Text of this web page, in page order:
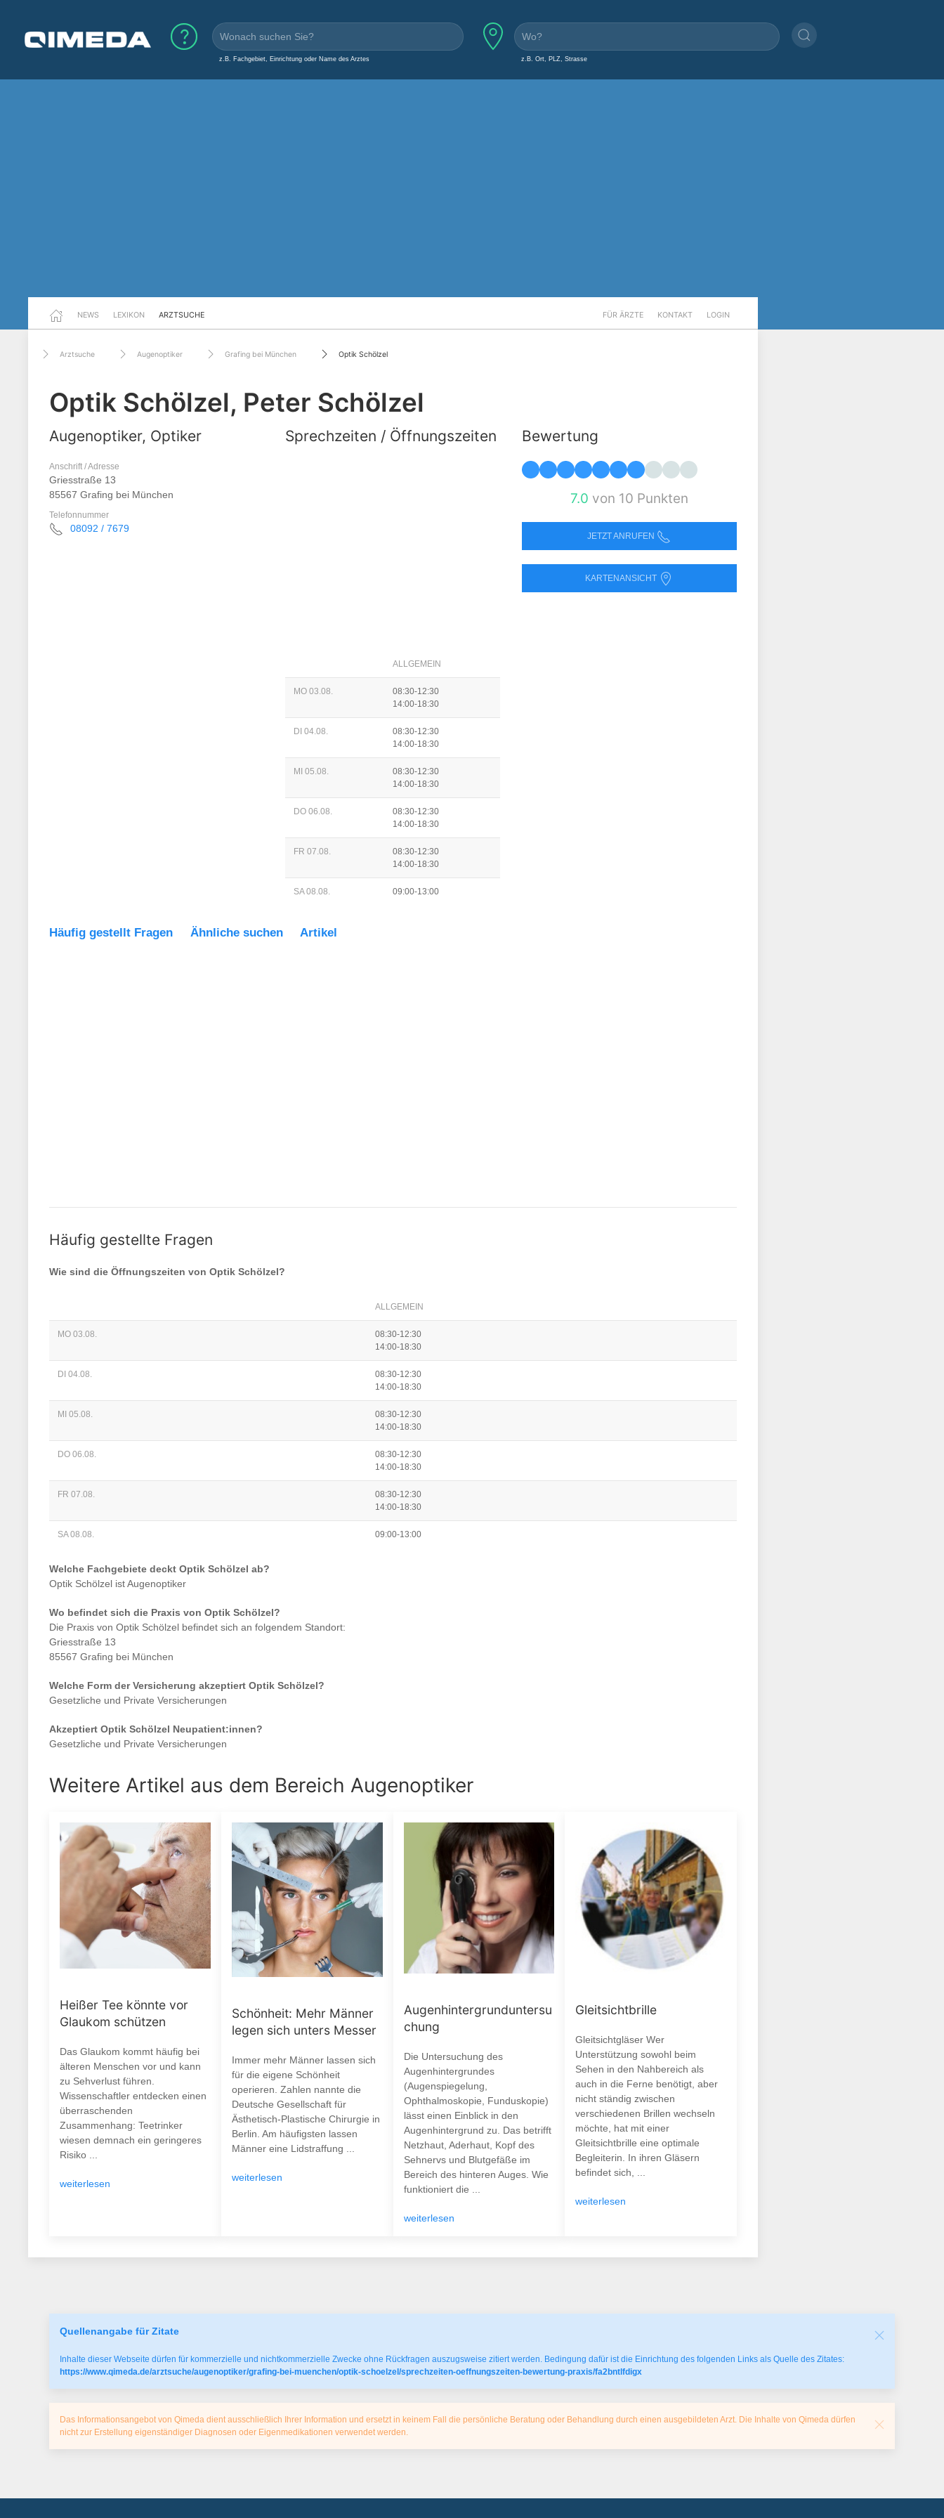
z.B. Fachgebiet, Einrichtung oder Name des Arztes z.B. Ort, PLZ, Strasse
NEWS LEXIKON ARZTSUCHE FÜR ÄRZTE KONTAKT LOGIN
Arztsuche Augenoptiker Grafing bei München Optik Schölzel
Optik Schölzel, Peter Schölzel
Augenoptiker, Optiker
Anschrift / Adresse
Griesstraße 13
85567 Grafing bei München
Telefonnummer
08092 / 7679
Sprechzeiten / Öffnungszeiten
ALLGEMEIN
MO 03.08.
08:30-12:30
14:00-18:30
DI 04.08.
08:30-12:30
14:00-18:30
MI 05.08.
08:30-12:30
14:00-18:30
DO 06.08.
08:30-12:30
14:00-18:30
FR 07.08.
08:30-12:30
14:00-18:30
SA 08.08. 09:00-13:00
Bewertung
7.0 von 10 Punkten
JETZT ANRUFEN
KARTENANSICHT
Häufig gestellt Fragen Ähnliche suchen Artikel
Häufig gestellte Fragen
Wie sind die Öffnungszeiten von Optik Schölzel?
ALLGEMEIN
MO 03.08.
08:30-12:30
14:00-18:30
DI 04.08.
08:30-12:30
14:00-18:30
MI 05.08.
08:30-12:30
14:00-18:30
DO 06.08.
08:30-12:30
14:00-18:30
FR 07.08.
08:30-12:30
14:00-18:30
SA 08.08. 09:00-13:00
Welche Fachgebiete deckt Optik Schölzel ab?
Optik Schölzel istAugenoptiker
Wo befindet sich die Praxis von Optik Schölzel?
Die Praxis von Optik Schölzel befindet sich an folgendem Standort:
Griesstraße 13
85567 Grafing bei München
Welche Form der Versicherung akzeptiert Optik Schölzel?
Gesetzliche und Private Versicherungen
Akzeptiert Optik Schölzel Neupatient:innen?
Gesetzliche und Private Versicherungen
Weitere Artikel aus dem Bereich Augenoptiker
Heißer Tee könnte vor
Glaukom schützen
Das Glaukom kommt häufig bei
älteren Menschen vor und kann
zu Sehverlust führen.
Wissenschaftler entdecken einen
überraschenden
Zusammenhang: Teetrinker
wiesen demnach ein geringeres
Risiko ...
weiterlesen
Schönheit: Mehr Männer
legen sich unters Messer
Immer mehr Männer lassen sich
für die eigene Schönheit
operieren. Zahlen nannte die
Deutsche Gesellschaft für
Ästhetisch-Plastische Chirurgie in
Berlin. Am häufigsten lassen
Männer eine Lidstraffung ...
weiterlesen
Augenhintergrunduntersu
chung
Die Untersuchung des
Augenhintergrundes
(Augenspiegelung,
Ophthalmoskopie, Funduskopie)
lässt einen Einblick in den
Augenhintergrund zu. Das betrifft
Netzhaut, Aderhaut, Kopf des
Sehnervs und Blutgefäße im
Bereich des hinteren Auges. Wie
funktioniert die ...
weiterlesen
Gleitsichtbrille
Gleitsichtgläser Wer
Unterstützung sowohl beim
Sehen in den Nahbereich als
auch in die Ferne benötigt, aber
nicht ständig zwischen
verschiedenen Brillen wechseln
möchte, hat mit einer
Gleitsichtbrille eine optimale
Begleiterin. In ihren Gläsern
befindet sich, ...
weiterlesen
Quellenangabe für Zitate
Inhalte dieser Webseite dürfen für kommerzielle und nichtkommerzielle Zwecke ohne Rückfragen auszugsweise zitiert werden. Bedingung dafür ist die Einrichtung des folgenden Links als Quelle des Zitates:
https://www.qimeda.de/arztsuche/augenoptiker/grafing-bei-muenchen/optik-schoelzel/sprechzeiten-oeffnungszeiten-bewertung-praxis/fa2bntlfdigx
Das Informationsangebot von Qimeda dient ausschließlich Ihrer Information und ersetzt in keinem Fall die persönliche Beratung oder Behandlung durch einen ausgebildeten Arzt. Die Inhalte von Qimeda dürfen
nicht zur Erstellung eigenständiger Diagnosen oder Eigenmedikationen verwendet werden.